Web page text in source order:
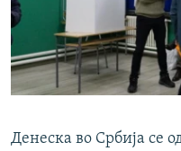
Денеска во Србија се